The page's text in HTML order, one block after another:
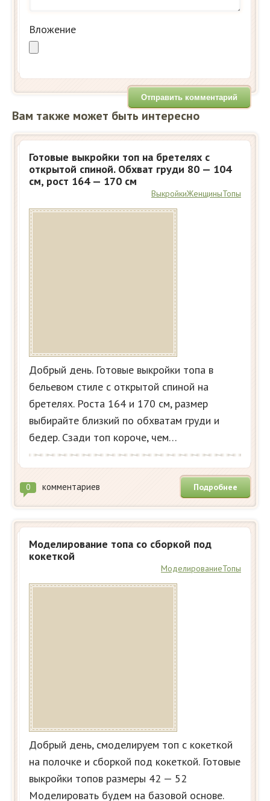
Вложение
Вам также может быть интересно
Готовые выкройки топ на бретелях с
открытой спиной. Обхват груди 80 — 104
см, рост 164 — 170 см
ВыкройкиЖенщиныТопы
Добрый день. Готовые выкройки топа в
бельевом стиле с открытой спиной на
бретелях. Роста 164 и 170 см, размер
выбирайте близкий по обхватам груди и
бедер. Сзади топ короче, чем…
0 комментариев Подробнее
Моделирование топа со сборкой под
кокеткой
МоделированиеТопы
Добрый день, смоделируем топ с кокеткой
на полочке и сборкой под кокеткой. Готовые
выкройки топов размеры 42 — 52
Моделировать будем на базовой основе.